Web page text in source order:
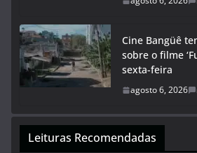
Cine Bangüê
sobre o filme
sexta-feira
agosto 6, 2026
Leituras Recomendadas